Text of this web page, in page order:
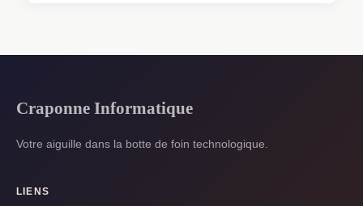
Craponne Informatique
Votre aiguille dans la botte de foin technologique.
LIENS